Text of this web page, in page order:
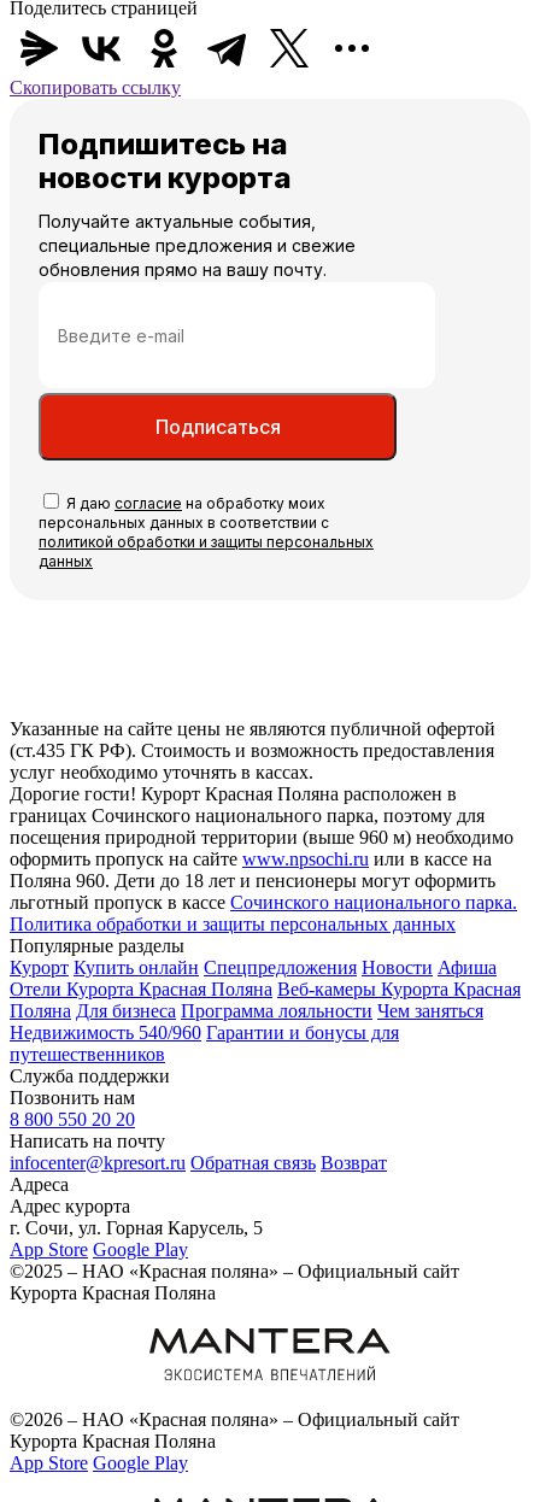
Поделитесь страницей
Скопировать ссылку
Подпишитесь на
новости курорта
Получайте актуальные события,
специальные предложения и свежие
обновления прямо на вашу почту.
Подписаться
Я даю согласие на обработку моих
персональных данных в соответствии с
политикой обработки и защиты персональных
данных
Указанные на сайте цены не являются публичной офертой
(ст.435 ГК РФ). Стоимость и возможность предоставления
услуг необходимо уточнять в кассах.
Дорогие гости! Курорт Красная Поляна расположен в
границах Сочинского национального парка, поэтому для
посещения природной территории (выше 960 м) необходимо
оформить пропуск на сайте www.npsochi.ru или в кассе на
Поляна 960. Дети до 18 лет и пенсионеры могут оформить
льготный пропуск в кассе Сочинского национального парка.
Политика обработки и защиты персональных данных
Популярные разделы
Курорт Купить онлайн Спецпредложения Новости Афиша
Отели Курорта Красная Поляна Веб-камеры Курорта Красная
Поляна Для бизнеса Программа лояльности Чем заняться
Недвижимость 540/960 Гарантии и бонусы для
путешественников
Служба поддержки
Позвонить нам
8 800 550 20 20
Написать на почту
infocenter@kpresort.ru Обратная связь Возврат
Адреса
Адрес курорта
г. Сочи, ул. Горная Карусель, 5
App Store Google Play
©2025 – НАО «Красная поляна» – Официальный сайт
Курорта Красная Поляна
©2026 – НАО «Красная поляна» – Официальный сайт
Курорта Красная Поляна
App Store Google Play